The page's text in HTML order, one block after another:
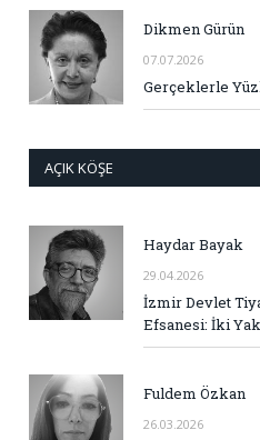
Dikmen Gürün
07.07.2026
Gerçeklerle
AÇIK KÖŞE
Haydar Bayak
29.04.2026
İzmir Devlet
Efsanesi: İki
Fuldem Özkan
26.03.2026